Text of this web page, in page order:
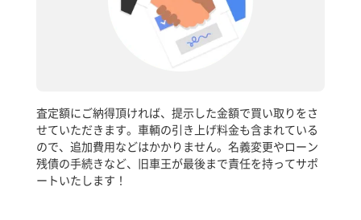
査定額にご納得頂ければ、提示した金額で買い取りをさ
せていただきます。車輌の引き上げ料金も含まれている
ので、追加費用などはかかりません。名義変更やローン
残債の手続きなど、旧車王が最後まで責任を持ってサポ
ートいたします！